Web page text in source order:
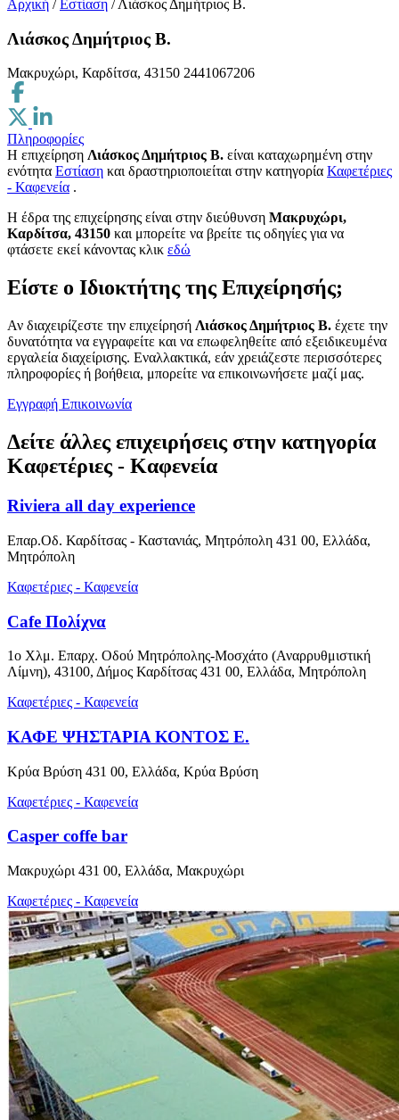
Αρχική / Εστίαση / Λιάσκος Δημήτριος Β.
Λιάσκος Δημήτριος Β.
Μακρυχώρι, Καρδίτσα, 43150 2441067206
Πληροφορίες
Η επιχείρηση Λιάσκος Δημήτριος Β. είναι καταχωρημένη στην
ενότητα Εστίαση και δραστηριοποιείται στην κατηγορία Καφετέριες
- Καφενεία .
H έδρα της επιχείρησης είναι στην διεύθυνση Μακρυχώρι,
Καρδίτσα, 43150 και μπορείτε να βρείτε τις οδηγίες για να
φτάσετε εκεί κάνοντας κλικ εδώ
Είστε ο Ιδιοκτήτης της Επιχείρησής;
Αν διαχειρίζεστε την επιχείρησή Λιάσκος Δημήτριος Β. έχετε την
δυνατότητα να εγγραφείτε και να επωφεληθείτε από εξειδικευμένα
εργαλεία διαχείρισης. Εναλλακτικά, εάν χρειάζεστε περισσότερες
πληροφορίες ή βοήθεια, μπορείτε να επικοινωνήσετε μαζί μας.
Εγγραφή Επικοινωνία
Δείτε άλλες επιχειρήσεις στην κατηγορία
Καφετέριες - Καφενεία
Riviera all day experience
Επαρ.Οδ. Καρδίτσας - Καστανιάς, Μητρόπολη 431 00, Ελλάδα,
Μητρόπολη
Καφετέριες - Καφενεία
Cafe Πολίχνα
1ο Χλμ. Επαρχ. Οδού Μητρόπολης-Μοσχάτο (Αναρρυθμιστική
Λίμνη), 43100, Δήμος Καρδίτσας 431 00, Ελλάδα, Μητρόπολη
Καφετέριες - Καφενεία
ΚΑΦΕ ΨΗΣΤΑΡΙΑ ΚΟΝΤΟΣ Ε.
Κρύα Βρύση 431 00, Ελλάδα, Κρύα Βρύση
Καφετέριες - Καφενεία
Casper coffe bar
Μακρυχώρι 431 00, Ελλάδα, Μακρυχώρι
Καφετέριες - Καφενεία